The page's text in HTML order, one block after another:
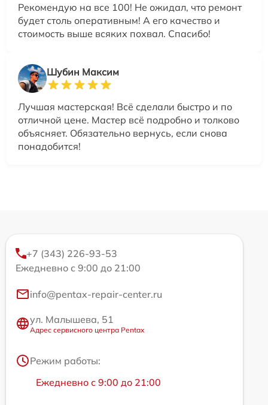
Рекомендую на все 100! Не ожидал, что ремонт
будет столь оперативным! А его качество и
стоимость выше всяких похвал. Спасибо!
Шубин Максим
Лучшая мастерская! Всё сделали быстро и по
отличной цене. Мастер всё подробно и толково
объясняет. Обязательно вернусь, если снова
понадобится!
+7 (343) 226-93-53
Ежедневно с 9:00 до 21:00
info@pentax-repair-center.ru
ул. Малышева, 51
Адрес сервисного центра Pentax
Режим работы:
Ежедневно с 9:00 до 21:00